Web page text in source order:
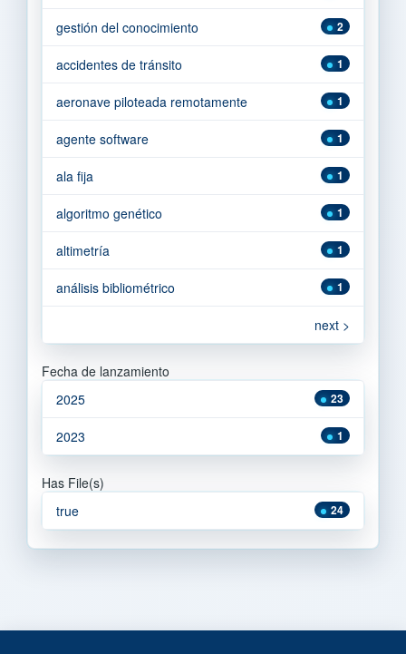
2
gestión del conocimiento
1
accidentes de tránsito
1
aeronave piloteada remotamente
1
agente software
1
ala fija
1
algoritmo genético
1
altimetría
1
análisis bibliométrico
next >
Fecha de lanzamiento
23
2025
1
2023
Has File(s)
24
true